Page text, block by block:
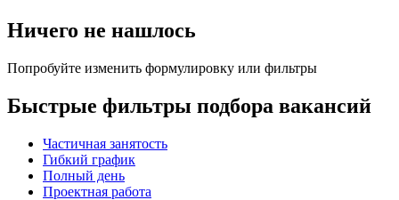
Ничего не нашлось
Попробуйте изменить формулировку или фильтры
Быстрые фильтры подбора вакансий
Частичная занятость
Гибкий график
Полный день
Проектная работа